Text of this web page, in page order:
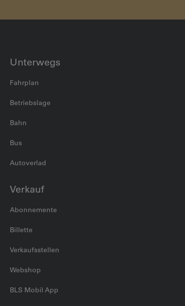
Unterwegs
Fahrplan
Betriebslage
Bahn
Bus
Autoverlad
Verkauf
Abonnemente
Billette
Verkaufsstellen
Webshop
BLS Mobil App